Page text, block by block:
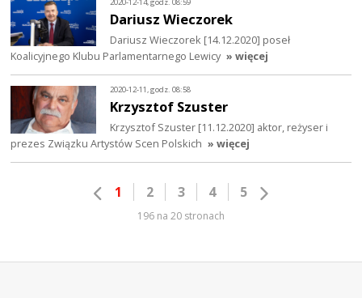
Dariusz Wieczorek
Dariusz Wieczorek [14.12.2020] poseł
Koalicyjnego Klubu Parlamentarnego Lewicy » więcej
2020-12-11, godz. 08:58
Krzysztof Szuster
Krzysztof Szuster [11.12.2020] aktor, reżyser i
prezes Związku Artystów Scen Polskich » więcej
1 2 3 4 5
196 na 20 stronach